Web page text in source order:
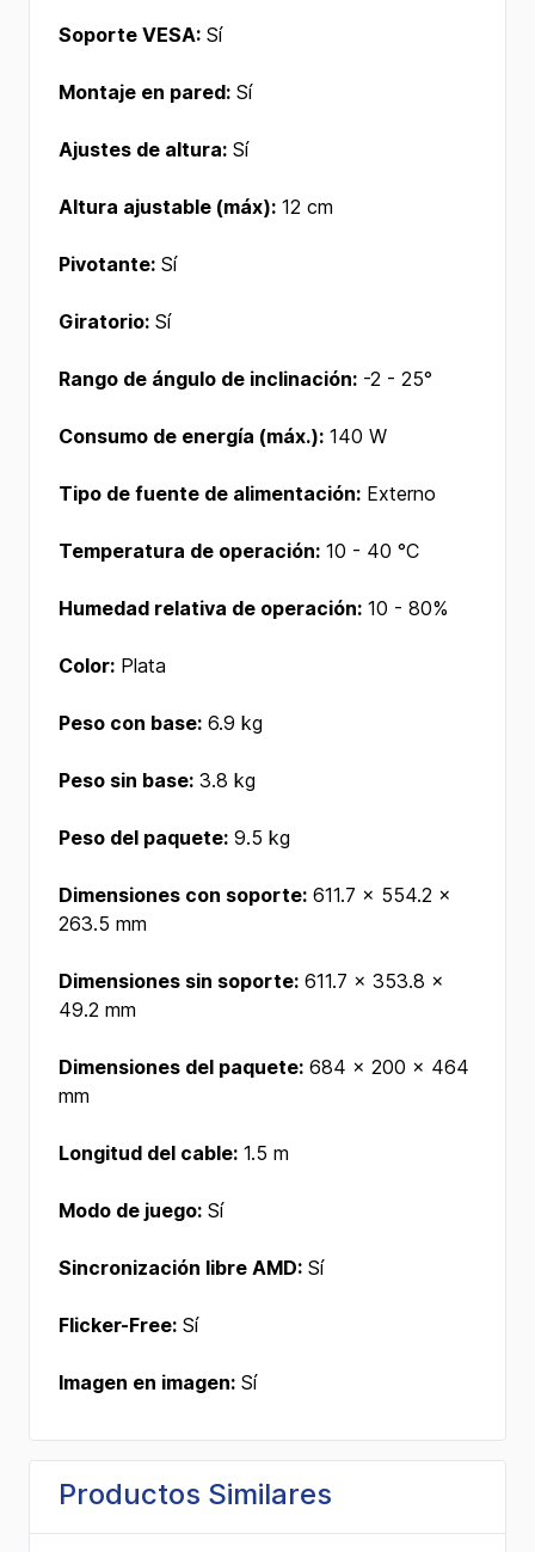
Soporte VESA: Sí
Montaje en pared: Sí
Ajustes de altura: Sí
Altura ajustable (máx): 12 cm
Pivotante: Sí
Giratorio: Sí
Rango de ángulo de inclinación: -2 - 25°
Consumo de energía (máx.): 140 W
Tipo de fuente de alimentación: Externo
Temperatura de operación: 10 - 40 °C
Humedad relativa de operación: 10 - 80%
Color: Plata
Peso con base: 6.9 kg
Peso sin base: 3.8 kg
Peso del paquete: 9.5 kg
Dimensiones con soporte: 611.7 x 554.2 x
263.5 mm
Dimensiones sin soporte: 611.7 x 353.8 x
49.2 mm
Dimensiones del paquete: 684 x 200 x 464
mm
Longitud del cable: 1.5 m
Modo de juego: Sí
Sincronización libre AMD: Sí
Flicker-Free: Sí
Imagen en imagen: Sí
Productos Similares